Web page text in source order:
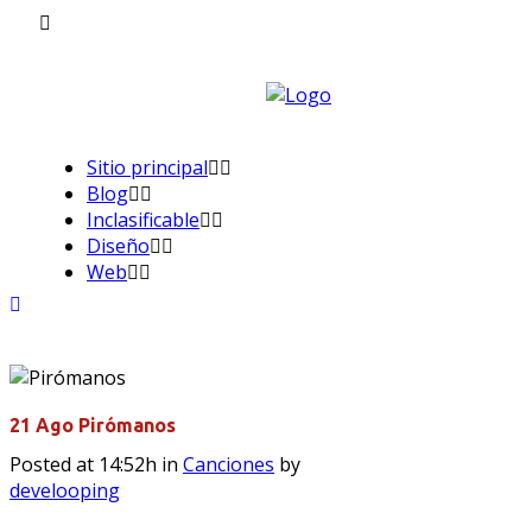
Sitio principal
Blog
Inclasificable
Diseño
Web
21 Ago Pirómanos
Posted at 14:52h in Canciones by
develooping